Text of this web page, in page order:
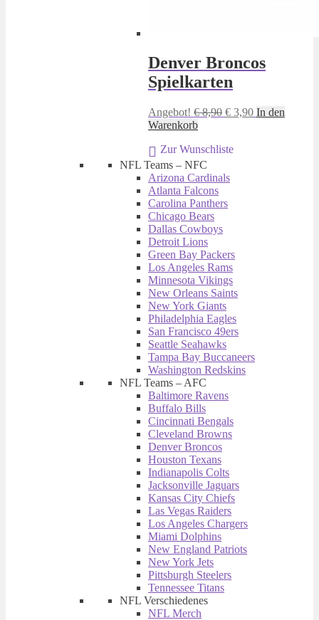
Denver Broncos
Spielkarten
Angebot! €8,90 Ursprünglicher
€ 8,90
€ 3,90Aktueller
In den
Warenkorb
Zur Wunschliste
NFL Teams – NFC
Arizona Cardinals
Atlanta Falcons
Carolina Panthers
Chicago Bears
Dallas Cowboys
Detroit Lions
Green Bay Packers
Los Angeles Rams
Minnesota Vikings
New Orleans Saints
New York Giants
Philadelphia Eagles
San Francisco 49ers
Seattle Seahawks
Tampa Bay Buccaneers
Washington Redskins
NFL Teams – AFC
Baltimore Ravens
Buffalo Bills
Cincinnati Bengals
Cleveland Browns
Denver Broncos
Houston Texans
Indianapolis Colts
Jacksonville Jaguars
Kansas City Chiefs
Las Vegas Raiders
Los Angeles Chargers
Miami Dolphins
New England Patriots
New York Jets
Pittsburgh Steelers
Tennessee Titans
NFL Verschiedenes
NFL Merch